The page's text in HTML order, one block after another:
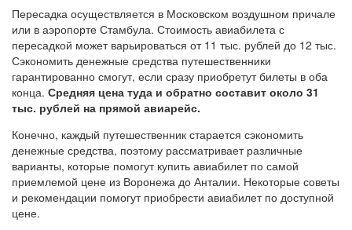
Пересадка осуществляется в Московском воздушном причале
или в аэропорте Стамбула. Стоимость авиабилета с
пересадкой может варьироваться от 11 тыс. рублей до 12 тыс.
Сэкономить денежные средства путешественники
гарантированно смогут, если сразу приобретут билеты в оба
конца. Средняя цена туда и обратно составит около 31
тыс. рублей на прямой авиарейс.
Конечно, каждый путешественник старается сэкономить
денежные средства, поэтому рассматривает различные
варианты, которые помогут купить авиабилет по самой
приемлемой цене из Воронежа до Анталии. Некоторые советы
и рекомендации помогут приобрести авиабилет по доступной
цене.